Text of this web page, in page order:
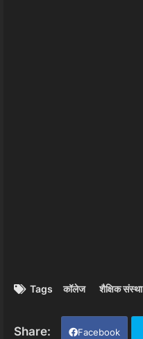
Tags कॉलेज शैक्षिक संस्था
Facebook